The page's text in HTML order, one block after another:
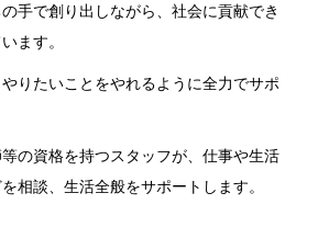
手で創り出しながら、社会に貢献でき
ます。
りたいことをやれるように全力でサポ
の資格を持つスタッフが、仕事や生活
相談、生活全般をサポートします。